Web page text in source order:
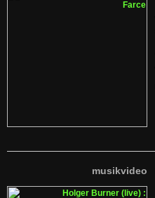
musikvideo